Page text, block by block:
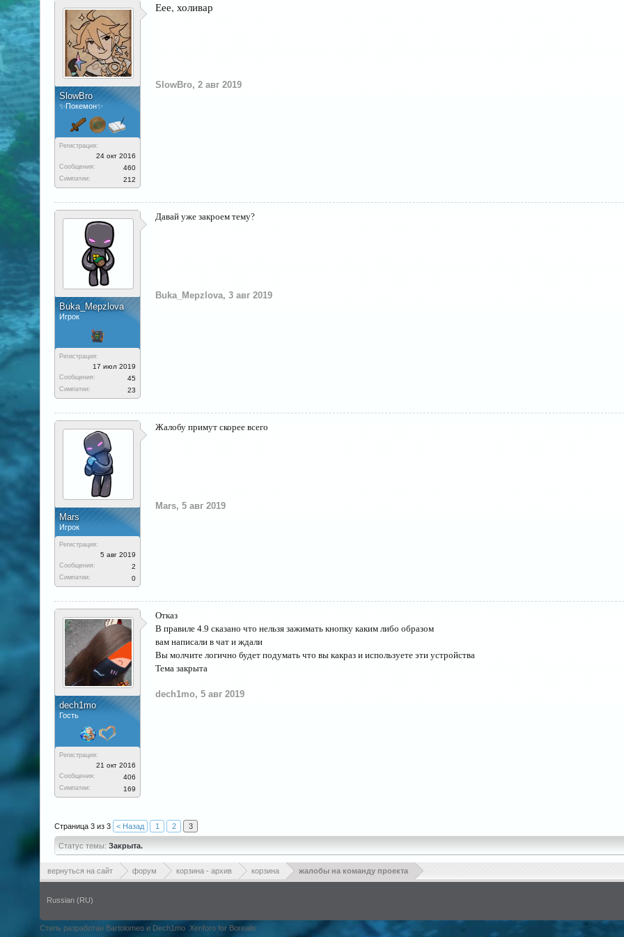
SlowBro
✨Покемон✨
Регистрация:
24 окт 2016
Сообщения: 460
Симпатии: 212
Еее, холивар
SlowBro, 2 авг 2019
Buka_Mepzlova
Игрок
Регистрация:
17 июл 2019
Сообщения: 45
Симпатии: 23
Давай уже закроем тему?
Buka_Mepzlova, 3 авг 2019
Mars
Игрок
Регистрация:
5 авг 2019
Сообщения: 2
Симпатии: 0
Жалобу примут скорее всего
Mars, 5 авг 2019
dech1mo
Гость
Регистрация:
21 окт 2016
Сообщения: 406
Симпатии: 169
Отказ
В правиле 4.9 сказано что нельзя зажимать кнопку каким либо образом
вам написали в чат и ждали
Вы молчите логично будет подумать что вы какраз и используете эти устройства
Тема закрыта
dech1mo, 5 авг 2019
Страница 3 из 3 < Назад 1 2 3
Статус темы: Закрыта.
вернуться на сайт форум корзина - архив корзина жалобы на команду проекта
Russian (RU)
Стиль разработан Bartolomeo и Dech1mo Xenforo for Borealis